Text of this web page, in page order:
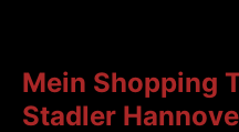
Mein Shopping
Stadler